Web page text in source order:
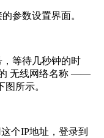
参数设置界面。
等待几秒钟的时
无线网络名称 ——
所示。
个IP地址，登录到